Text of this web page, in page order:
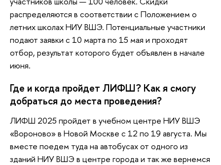
распределяются в соответствии с Положением о
летних школах НИУ ВШЭ. Потенциальные участники
подают заявки с 10 марта по 15 мая и проходят
отбор, результат которого будет объявлен в начале
июня.
Где и когда пройдет ЛИФШ? Как я смогу
добраться до места проведения?
ЛИФШ 2025 пройдет в учебном центре НИУ ВШЭ
«Вороново» в Новой Москве с 12 по 19 августа. Мы
вместе поедем туда на автобусах от одного из
зданий НИУ ВШЭ в центре города и так же вернемся